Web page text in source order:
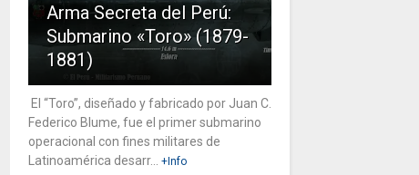
Arma Secreta del Perú:
Submarino «Toro» (1879-
1881)
El “Toro”, diseñado y fabricado por Juan C.
Federico Blume, fue el primer submarino
operacional con fines militares de
Latinoamérica desarr...
+Info